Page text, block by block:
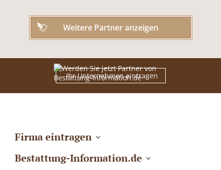
Weitere Partner anzeigen
Ihr Unternehmen eintragen
Firma eintragen
Bestattung-Information.de